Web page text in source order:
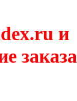
и
заказа